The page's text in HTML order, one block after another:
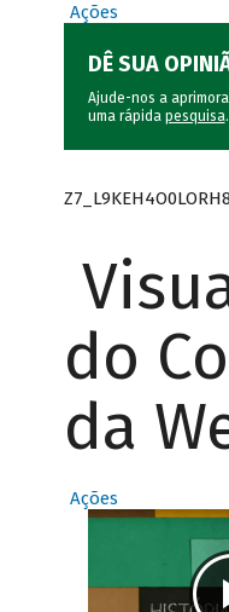
Ações
DÊ SUA
Ajude-nos a
uma rápida pesquisa.
do
da
Ações